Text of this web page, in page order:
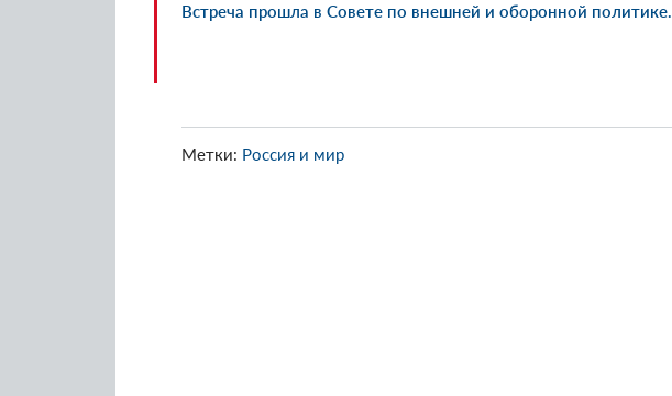
Встреча прошла в Совете по внешней и оборонной политике.
Метки: Россия и мир